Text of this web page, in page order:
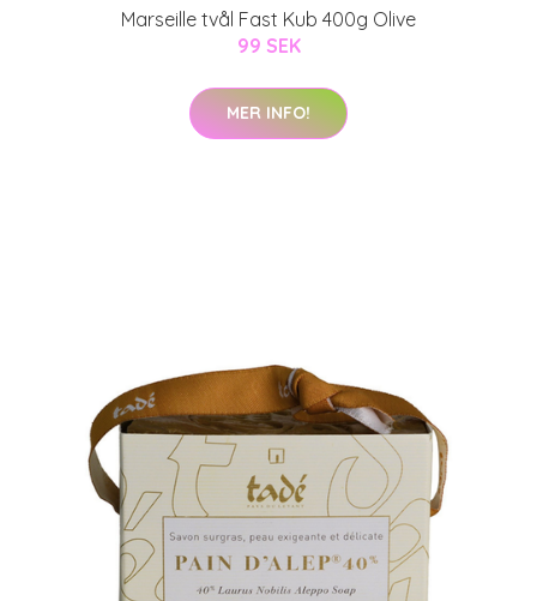
Marseille tvål Fast Kub 400g Olive
99 SEK
MER INFO!